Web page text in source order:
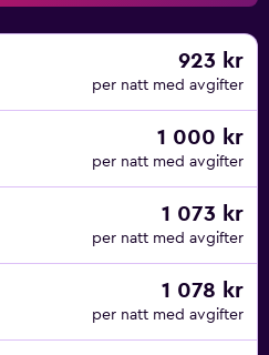
923 kr
per natt med avgifter
1 000 kr
per natt med avgifter
1 073 kr
per natt med avgifter
1 078 kr
per natt med avgifter